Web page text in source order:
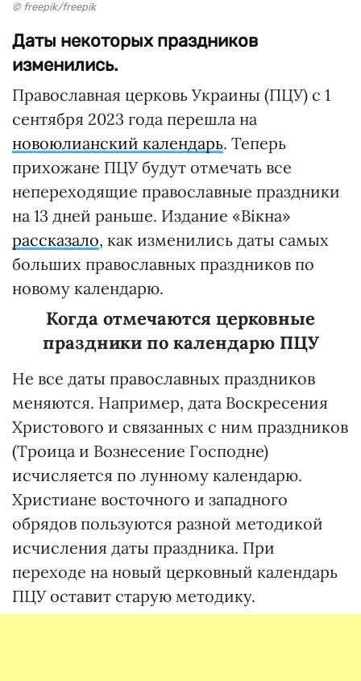
© freepik/freepik
Даты некоторых праздников
изменились.
Православная церковь Украины (ПЦУ) с 1
сентября 2023 года перешла на
новоюлианский календарь. Теперь
прихожане ПЦУ будут отмечать все
непереходящие православные праздники
на 13 дней раньше. Издание «Вікна»
рассказало, как изменились даты самых
больших православных праздников по
новому календарю.
Когда отмечаются церковные
праздники по календарю ПЦУ
Не все даты православных праздников
меняются. Например, дата Воскресения
Христового и связанных с ним праздников
(Троица и Вознесение Господне)
исчисляется по лунному календарю.
Христиане восточного и западного
обрядов пользуются разной методикой
исчисления даты праздника. При
переходе на новый церковный календарь
ПЦУ оставит старую методику.